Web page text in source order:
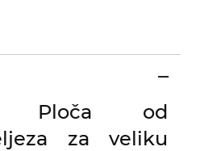
Ploča od
za veliku